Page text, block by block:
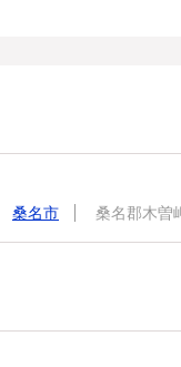
桑名市 桑名郡木曽